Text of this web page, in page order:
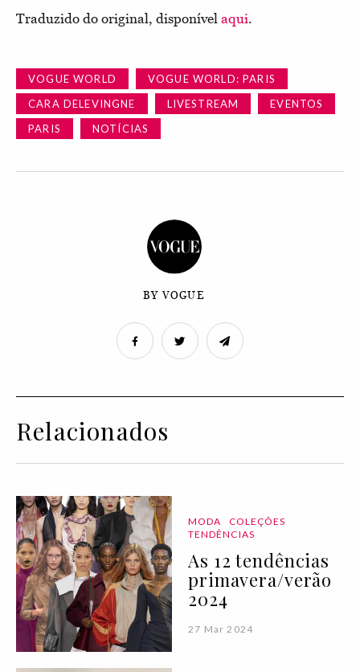
Traduzido do original, disponível aqui.
VOGUE WORLD
VOGUE WORLD: PARIS
CARA DELEVINGNE
LIVESTREAM
EVENTOS
PARIS
NOTÍCIAS
BY VOGUE
Relacionados
MODA
COLEÇÕES
TENDÊNCIAS
As 12 tendências
primavera/verão
2024
27 Mar 2024